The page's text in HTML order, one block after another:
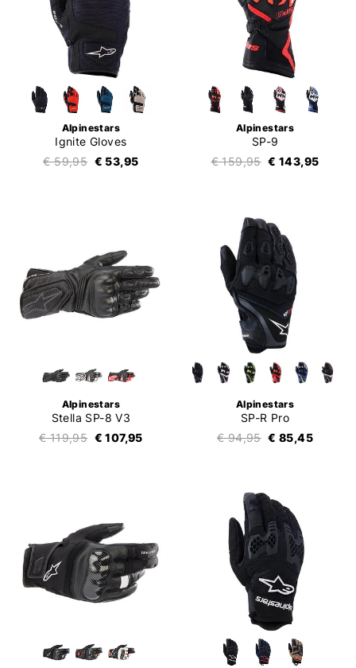
Alpinestars
Ignite Gloves
€ 59,95 € 53,95
Alpinestars
SP-9
€ 159,95 € 143,95
Alpinestars
Stella SP-8 V3
€ 119,95 € 107,95
Alpinestars
SP-R Pro
€ 94,95 € 85,45